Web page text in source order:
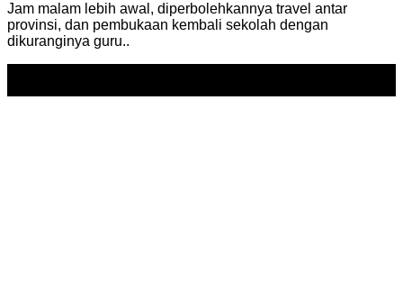
Jam malam lebih awal, diperbolehkannya travel antar
provinsi, dan pembukaan kembali sekolah dengan
dikuranginya guru..